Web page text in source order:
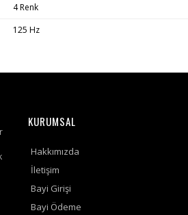
4 Renk
125 Hz
KURUMSAL
Hakkımızda
İletişim
Bayi Girişi
Bayi Ödeme